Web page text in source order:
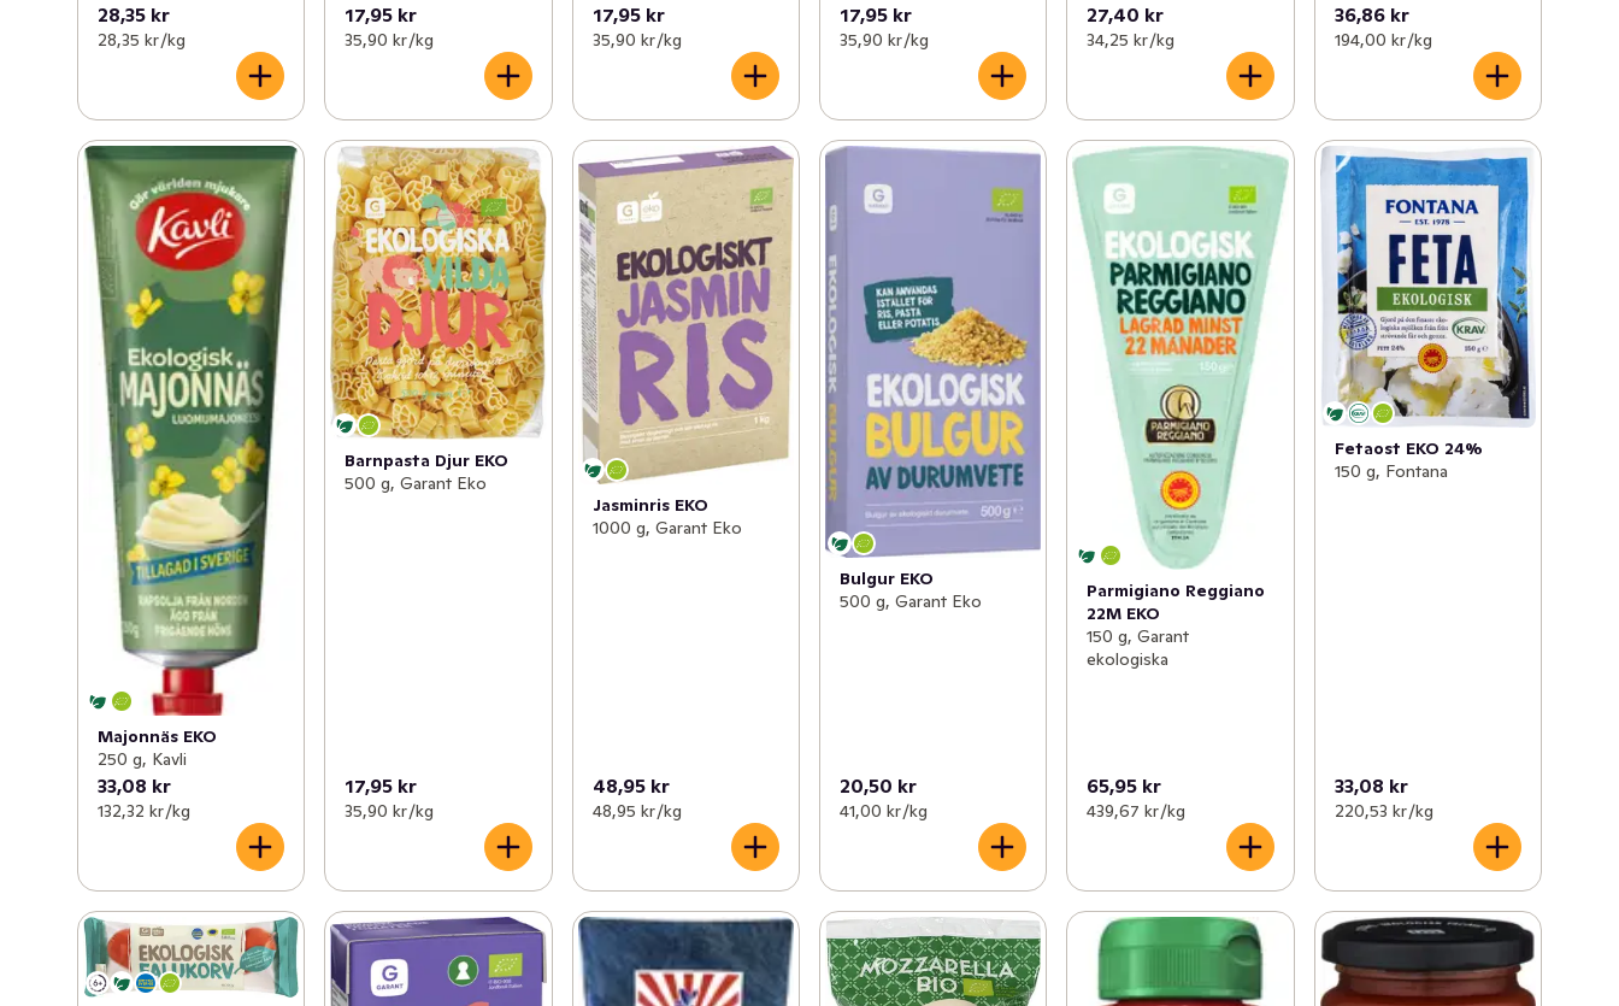
28,35 kr
28,35 kr /kg
17,95 kr
35,90 kr /kg
17,95 kr
35,90 kr /kg
17,95 kr
35,90 kr /kg
27,40 kr
34,25 kr /kg
36,86 kr
194,00 kr /kg
Majonnäs EKO
250 g, Kavli
33,08 kr
132,32 kr /kg
Barnpasta Djur EKO
500 g, Garant Eko
17,95 kr
35,90 kr /kg
Jasminris EKO
1000 g, Garant Eko
48,95 kr
48,95 kr /kg
Bulgur EKO
500 g, Garant Eko
20,50 kr
41,00 kr /kg
Parmigiano Reggiano
22M EKO
150 g, Garant
ekologiska
65,95 kr
439,67 kr /kg
Fetaost EKO 24%
150 g, Fontana
33,08 kr
220,53 kr /kg